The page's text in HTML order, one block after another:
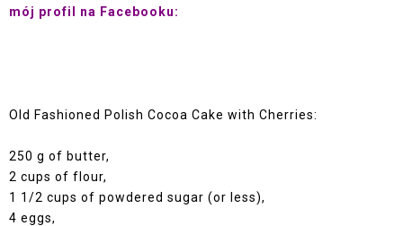
mój profil na Facebooku:
Old Fashioned Polish Cocoa Cake with Cherries:
250 g of butter,
2 cups of flour,
1 1/2 cups of powdered sugar (or less),
4 eggs,